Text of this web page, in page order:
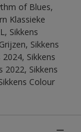
of Blues,
Klassieke
Sikkens
Sikkens
Sikkens
2022, Sikkens
Colour